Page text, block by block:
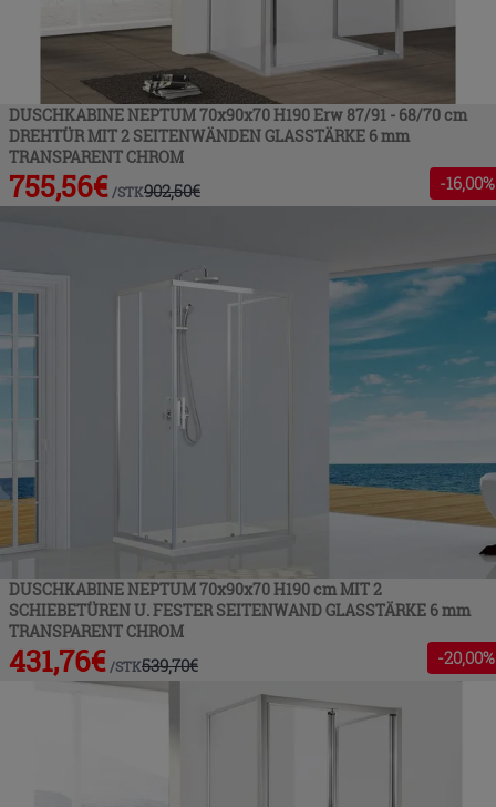
DUSCHKABINE NEPTUM 70x90x70 H190 Erw 87/91 - 68/70 cm
DREHTÜR MIT 2 SEITENWÄNDEN GLASSTÄRKE 6 mm
TRANSPARENT CHROM
755,56€ /STK902,50€ -16,00%
DUSCHKABINE NEPTUM 70x90x70 H190 cm MIT 2
SCHIEBETÜREN U. FESTER SEITENWAND GLASSTÄRKE 6 mm
TRANSPARENT CHROM
431,76€ /STK539,70€ -20,00%